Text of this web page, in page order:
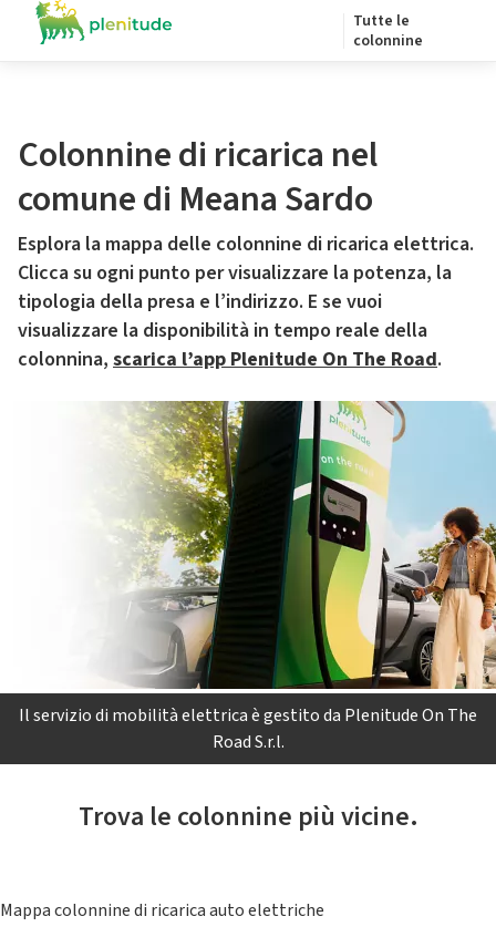
Tutte le
colonnine
Colonnine di ricarica nel
comune di Meana Sardo
Esplora la mappa delle colonnine di ricarica elettrica.
Clicca su ogni punto per visualizzare la potenza, la
tipologia della presa e l’indirizzo. E se vuoi
visualizzare la disponibilità in tempo reale della
colonnina, scarica l’app Plenitude On The Road.
Il servizio di mobilità elettrica è gestito da Plenitude On The
Road S.r.l.
Trova le colonnine più vicine.
Mappa colonnine di ricarica auto elettriche